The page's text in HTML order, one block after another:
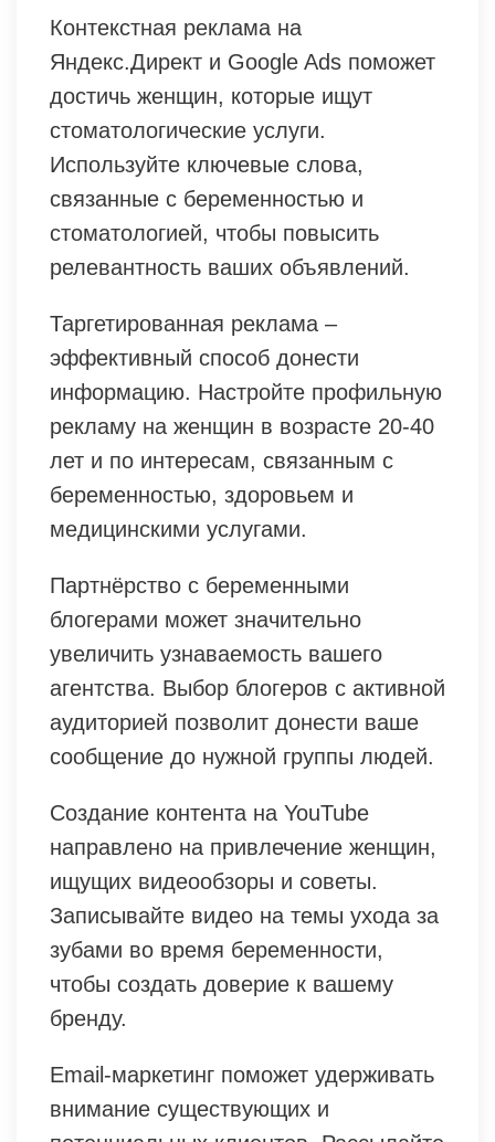
Контекстная реклама на
Яндекс.Директ и Google Ads поможет
достичь женщин, которые ищут
стоматологические услуги.
Используйте ключевые слова,
связанные с беременностью и
стоматологией, чтобы повысить
релевантность ваших объявлений.
Таргетированная реклама –
эффективный способ донести
информацию. Настройте профильную
рекламу на женщин в возрасте 20-40
лет и по интересам, связанным с
беременностью, здоровьем и
медицинскими услугами.
Партнёрство с беременными
блогерами может значительно
увеличить узнаваемость вашего
агентства. Выбор блогеров с активной
аудиторией позволит донести ваше
сообщение до нужной группы людей.
Создание контента на YouTube
направлено на привлечение женщин,
ищущих видеообзоры и советы.
Записывайте видео на темы ухода за
зубами во время беременности,
чтобы создать доверие к вашему
бренду.
Email-маркетинг поможет удерживать
внимание существующих и